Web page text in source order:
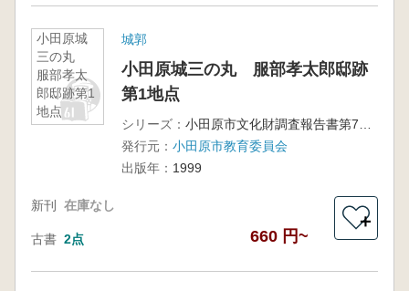
小田原城
三の丸
服部孝太
郎邸跡第1
地点
城郭
小田原城三の丸 服部孝太郎邸跡
第1地点
シリーズ：
発行元： 小田原市教育委員会
出版年： 1999
新刊 在庫なし
古書 2点 660 円~
＋